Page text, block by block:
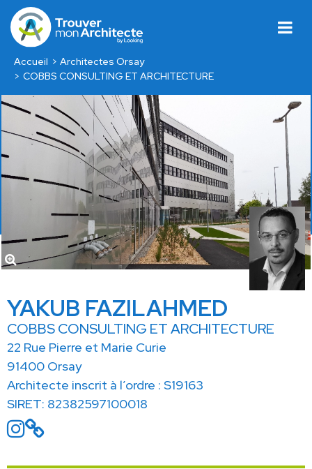
Accueil
Architectes Orsay
COBBS CONSULTING ET ARCHITECTURE
YAKUB FAZILAHMED
COBBS CONSULTING ET ARCHITECTURE
22 Rue Pierre et Marie Curie
91400 Orsay
Architecte inscrit à l’ordre : S19163
SIRET: 82382597100018